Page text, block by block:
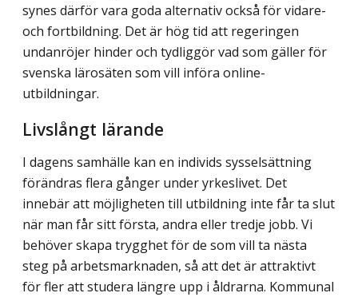
synes därför vara goda alternativ också för vidare-
och fortbildning. Det är hög tid att regeringen
undanröjer hinder och tydliggör vad som gäller för
svenska lärosäten som vill införa online-
utbildningar.
Livslångt lärande
I dagens samhälle kan en individs sysselsättning
förändras flera gånger under yrkeslivet. Det
innebär att möjligheten till utbildning inte får ta slut
när man får sitt första, andra eller tredje jobb. Vi
behöver skapa trygghet för de som vill ta nästa
steg på arbets­marknaden, så att det är attraktivt
för fler att studera längre upp i åldrarna. Kommunal